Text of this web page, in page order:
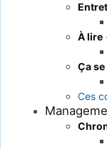
À lire
Ça
Ces